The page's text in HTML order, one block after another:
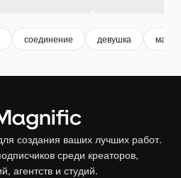
соединение девушка макет
создания ваших лучших работ.
среди креаторов,
агентств и студий.